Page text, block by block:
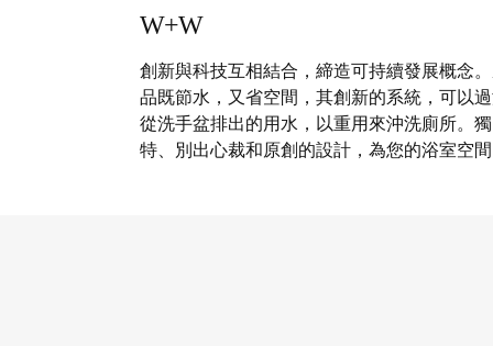
W+W
創新與科技互相結合，締造可持續發展概念
品既節水，又省空間，其創新的系統，可以
從洗手盆排出的用水，以重用來沖洗廁所。獨
特、別出心裁和原創的設計，為您的浴室空